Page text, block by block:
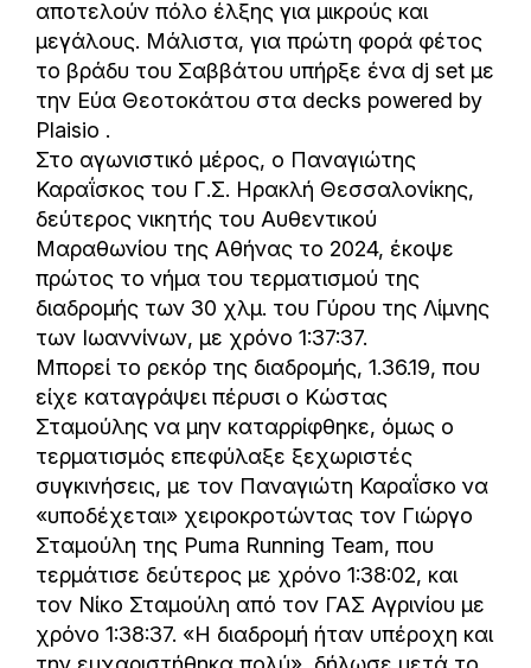
αποτελούν πόλο έλξης για μικρούς και
μεγάλους. Μάλιστα, για πρώτη φορά φέτος
το βράδυ του Σαββάτου υπήρξε ένα dj set με
την Εύα Θεοτοκάτου στα decks powered by
Plaisio .
Στο αγωνιστικό μέρος, ο Παναγιώτης
Καραΐσκος του Γ.Σ. Ηρακλή Θεσσαλονίκης,
δεύτερος νικητής του Αυθεντικού
Μαραθωνίου της Αθήνας το 2024, έκοψε
πρώτος το νήμα του τερματισμού της
διαδρομής των 30 χλμ. του Γύρου της Λίμνης
των Ιωαννίνων, με χρόνο 1:37:37.
Μπορεί το ρεκόρ της διαδρομής, 1.36.19, που
είχε καταγράψει πέρυσι ο Κώστας
Σταμούλης να μην καταρρίφθηκε, όμως ο
τερματισμός επεφύλαξε ξεχωριστές
συγκινήσεις, με τον Παναγιώτη Καραΐσκο να
«υποδέχεται» χειροκροτώντας τον Γιώργο
Σταμούλη της Puma Running Team, που
τερμάτισε δεύτερος με χρόνο 1:38:02, και
τον Νίκο Σταμούλη από τον ΓΑΣ Αγρινίου με
χρόνο 1:38:37. «Η διαδρομή ήταν υπέροχη και